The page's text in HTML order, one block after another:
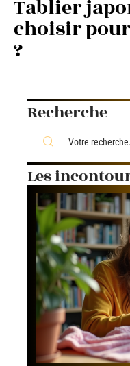
Tablier
choisir
?
Recherche
Les